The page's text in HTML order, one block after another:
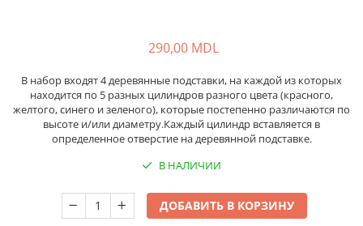
290,00 MDL
В набор входят 4 деревянные подставки, на каждой из которых
находится по 5 разных цилиндров разного цвета (красного,
желтого, синего и зеленого), которые постепенно различаются по
высоте и/или диаметру.Каждый цилиндр вставляется в
определенное отверстие на деревянной подставке.
В НАЛИЧИИ
ДОБАВИТЬ В КОРЗИНУ